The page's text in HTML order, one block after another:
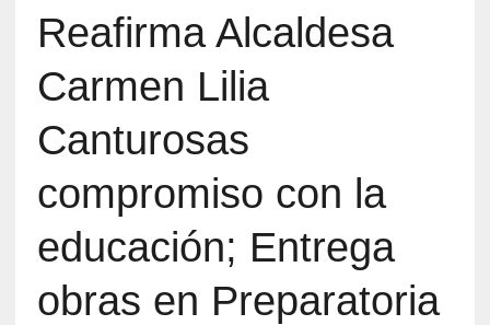
Reafirma Alcaldesa
Carmen Lilia
Canturosas
compromiso con la
educación; Entrega
obras en Preparatoria